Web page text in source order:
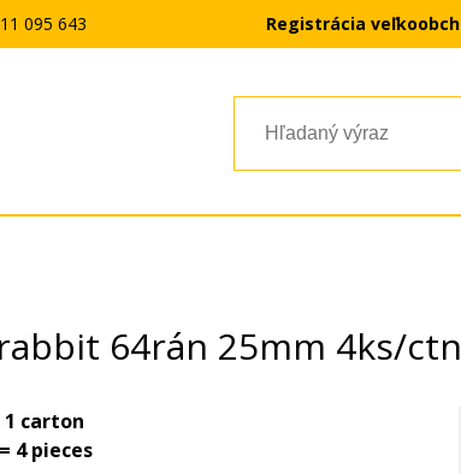
095 643 Registrácia
64rán 25mm 4ks/ctn
1 carton
4 pieces